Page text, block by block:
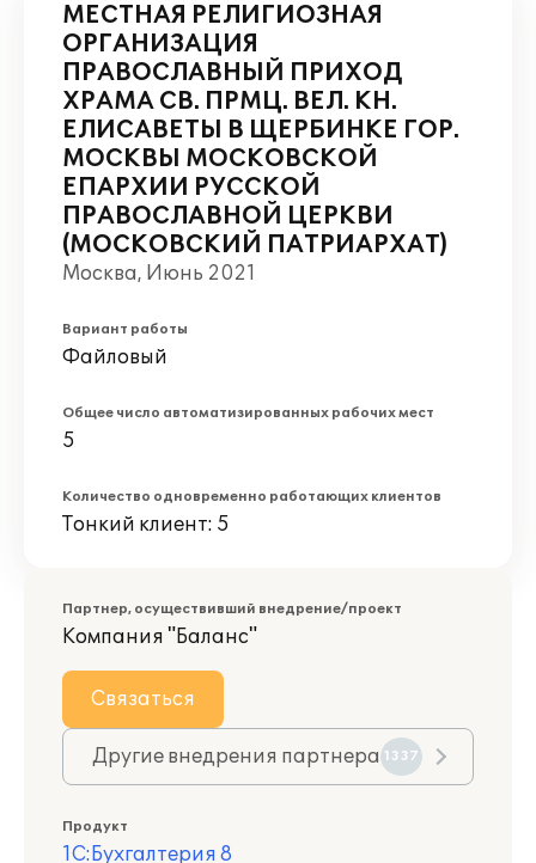
МЕСТНАЯ РЕЛИГИОЗНАЯ
ОРГАНИЗАЦИЯ
ПРАВОСЛАВНЫЙ ПРИХОД
ХРАМА СВ. ПРМЦ. ВЕЛ. КН.
ЕЛИСАВЕТЫ В ЩЕРБИНКЕ ГОР.
МОСКВЫ МОСКОВСКОЙ
ЕПАРХИИ РУССКОЙ
ПРАВОСЛАВНОЙ ЦЕРКВИ
(МОСКОВСКИЙ ПАТРИАРХАТ)
Москва, Июнь 2021
Вариант работы
Файловый
Общее число автоматизированных рабочих мест
5
Количество одновременно работающих клиентов
Тонкий клиент: 5
Партнер, осуществивший внедрение/проект
Компания "Баланс"
Связаться
Другие внедрения партнера 1337
Продукт
1С:Бухгалтерия 8